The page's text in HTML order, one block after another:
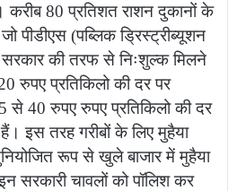
करीब 80 प्रतिशत राशन दुकानों के
पीडीएस (पब्लिक ड्रिस्ट्रीब्यूशन
की तरफ से निःशुल्क मिलने
रुपए प्रतिकिलो की दर पर
40 रुपए रुपए प्रतिकिलो की दर
इस तरह गरीबों के लिए मुहैया
रूप से खुले बाजार में मुहैया
सरकारी चावलों को पॉलिश कर